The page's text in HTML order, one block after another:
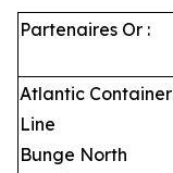
Partenaires Or :
Atlantic Container
Line
Bunge North